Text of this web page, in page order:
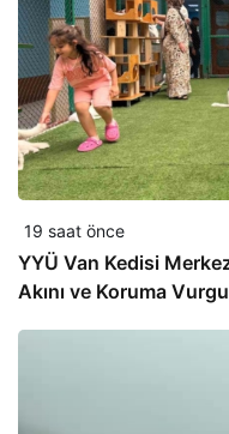
19 saat önce
YYÜ Van Kedisi
Akını ve Koruma